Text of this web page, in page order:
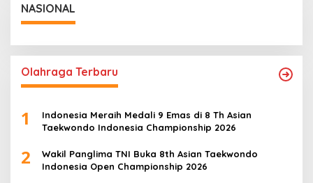
NASIONAL
Olahraga Terbaru
1
Indonesia Meraih Medali 9 Emas di 8 Th Asian
Taekwondo Indonesia Championship 2026
2
Wakil Panglima TNI Buka 8th Asian Taekwondo
Indonesia Open Championship 2026